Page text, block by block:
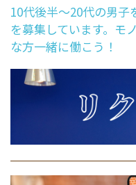
10代後半～20代の男子
を募集しています。モ
な方一緒に働こう！